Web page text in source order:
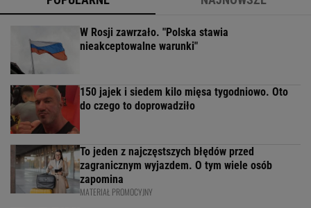
W Rosji zawrzało. "Polska stawia
nieakceptowalne warunki"
150 jajek i siedem kilo mięsa tygodniowo. Oto
do czego to doprowadziło
To jeden z najczęstszych błędów przed
zagranicznym wyjazdem. O tym wiele osób
zapomina
MATERIAŁ PROMOCYJNY